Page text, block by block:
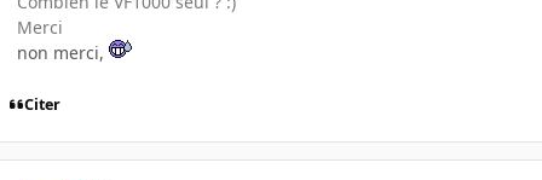
Merci
non merci,
Citer